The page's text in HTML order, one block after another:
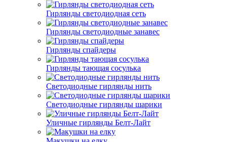
Гирлянды светодиодная сеть
Гирлянды светодиодные занавес
Гирлянды спайдеры
Гирлянды тающая сосулька
Светодиодные гирлянды нить
Светодиодные гирлянды шарики
Уличные гирлянды Белт-Лайт